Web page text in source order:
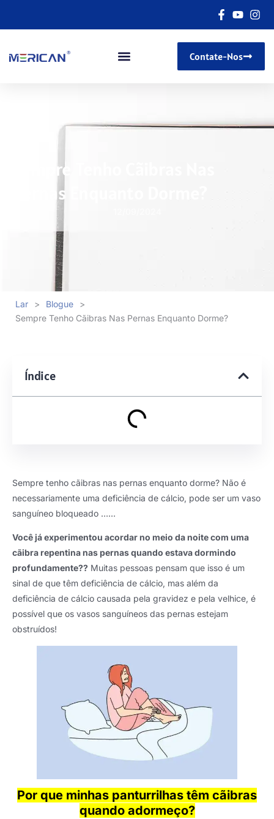
Contate-Nos
Sempre Tenho Cãibras Nas
Pernas Enquanto Dorme?
Lar > Blogue
>
Sempre Tenho Cãibras Nas Pernas Enquanto Dorme?
Índice
Sempre tenho cãibras nas pernas enquanto dorme? Não é
necessariamente uma deficiência de cálcio, pode ser um vaso
sanguíneo bloqueado ……
Você já experimentou acordar no meio da noite com uma
cãibra repentina nas pernas quando estava dormindo
profundamente?? Muitas pessoas pensam que isso é um
sinal de que têm deficiência de cálcio, mas além da
deficiência de cálcio causada pela gravidez e pela velhice, é
possível que os vasos sanguíneos das pernas estejam
obstruídos!
Por que minhas panturrilhas têm cãibras
quando adormeço?